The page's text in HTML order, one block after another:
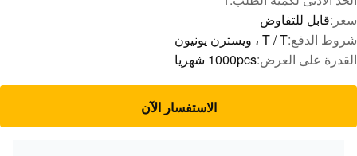
سعر:قابل للتفاوض
شروط الدفع:T / T ، ويسترن يونيون
القدرة على العرض:1000pcs شهريا
الاستفسار الآن